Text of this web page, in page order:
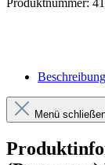
Beschreibung
Menü